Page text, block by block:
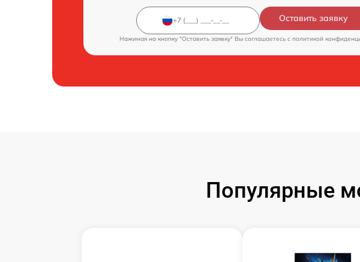
Оставить заявку
Нажимая на кнопку "Оставить заявку" Вы соглашаетесь c политикой
Популярные